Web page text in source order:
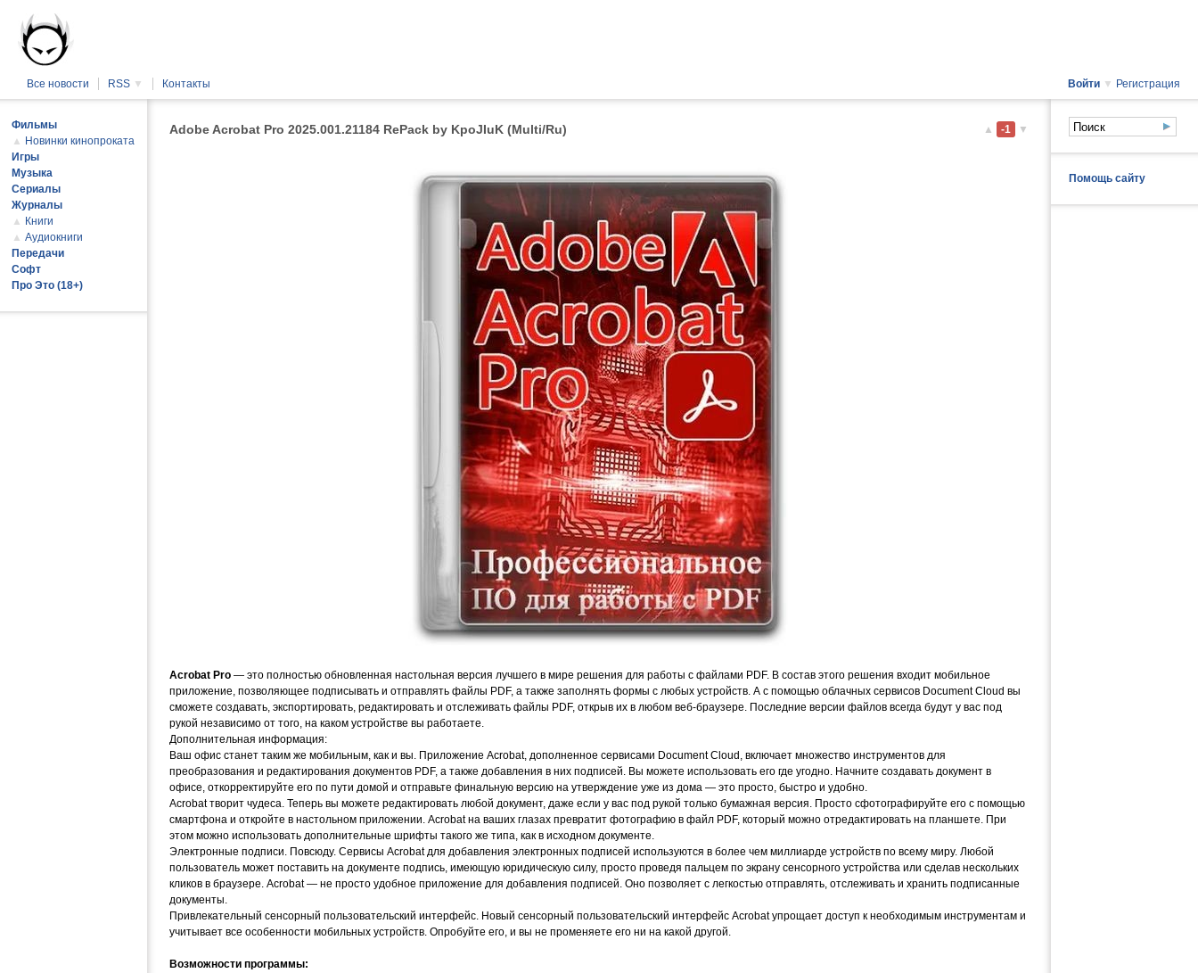
Все новости RSS ▼ Контакты Войти ▼ Регистрация
▲ -1 ▼
Adobe Acrobat Pro 2025.001.21184 RePack by KpoJIuK (Multi/Ru)
Acrobat Pro — это полностью обновленная настольная версия лучшего в мире решения для работы с файлами PDF. В состав этого решения входит мобильное
приложение, позволяющее подписывать и отправлять файлы PDF, а также заполнять формы с любых устройств. А с помощью облачных сервисов Document Cloud вы
сможете создавать, экспортировать, редактировать и отслеживать файлы PDF, открыв их в любом веб-браузере. Последние версии файлов всегда будут у вас под
рукой независимо от того, на каком устройстве вы работаете.
Дополнительная информация:
Ваш офис станет таким же мобильным, как и вы. Приложение Acrobat, дополненное сервисами Document Cloud, включает множество инструментов для
преобразования и редактирования документов PDF, а также добавления в них подписей. Вы можете использовать его где угодно. Начните создавать документ в
офисе, откорректируйте его по пути домой и отправьте финальную версию на утверждение уже из дома — это просто, быстро и удобно.
Acrobat творит чудеса. Теперь вы можете редактировать любой документ, даже если у вас под рукой только бумажная версия. Просто сфотографируйте его с помощью
смартфона и откройте в настольном приложении. Acrobat на ваших глазах превратит фотографию в файл PDF, который можно отредактировать на планшете. При
этом можно использовать дополнительные шрифты такого же типа, как в исходном документе.
Электронные подписи. Повсюду. Сервисы Acrobat для добавления электронных подписей используются в более чем миллиарде устройств по всему миру. Любой
пользователь может поставить на документе подпись, имеющую юридическую силу, просто проведя пальцем по экрану сенсорного устройства или сделав нескольких
кликов в браузере. Acrobat — не просто удобное приложение для добавления подписей. Оно позволяет с легкостью отправлять, отслеживать и хранить подписанные
документы.
Привлекательный сенсорный пользовательский интерфейс. Новый сенсорный пользовательский интерфейс Acrobat упрощает доступ к необходимым инструментам и
учитывает все особенности мобильных устройств. Опробуйте его, и вы не променяете его ни на какой другой.
Возможности программы:
Фильмы
▲ Новинки кинопроката
Игры
Музыка
Сериалы
Журналы
▲ Книги
▲ Аудиокниги
Передачи
Софт
Про Это (18+)
Помощь сайту